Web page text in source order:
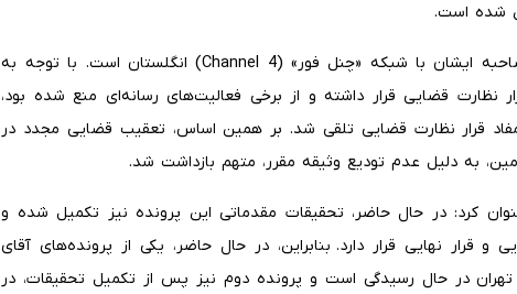
شده است.
وی گفت: پرونده دوم مربوط به مصاحبه ایشان با شبکه «چنل فور» (Channel 4) انگلستان است. با توجه به
نظارت قضایی قرار داشته و از برخی فعالیت‌های رسانه‌ای منع شده بود،
قرار نظارت قضایی تلقی شد. بر همین اساس، تعقیب قضایی مجدد در
به دلیل عدم تودیع وثیقه مقرر، متهم بازداشت شد.
کرد: در حال حاضر، تحقیقات مقدماتی این پرونده نیز تکمیل شده و
قرار نهایی قرار دارد. بنابراین، در حال حاضر، یکی از پرونده‌های آقای
تهران در حال رسیدگی است و پرونده دوم نیز پس از تکمیل تحقیقات، در